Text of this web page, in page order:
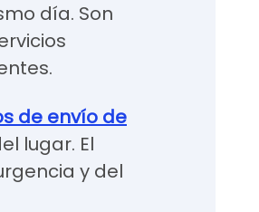
día. Son
de envío de
lugar. El
y del